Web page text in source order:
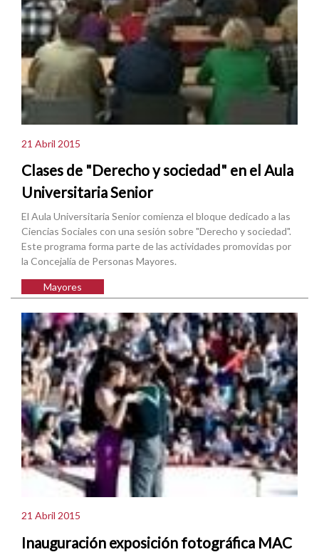
21 Abril 2015
Clases de "Derecho y sociedad" en el Aula
Universitaria Senior
El Aula Universitaria Senior comienza el bloque dedicado a las
Ciencias Sociales con una sesión sobre "Derecho y sociedad".
Este programa forma parte de las actividades promovidas por
la Concejalía de Personas Mayores.
Mayores
21 Abril 2015
Inauguración exposición fotográfica MAC